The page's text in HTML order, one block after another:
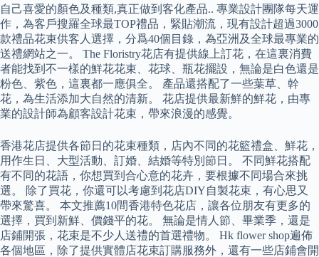
自己喜愛的顏色及種類,真正做到客化產品.. 專業設計團隊每天運
作，為客戶搜羅全球最TOP禮品，緊貼潮流，現有設計超過3000
款禮品花束供客人選擇，分爲40個目錄，為亞洲及全球最專業的
送禮網站之一。 The Floristry花店有提供線上訂花，在這裏消費
者能找到不一樣的鮮花花束、花球、瓶花擺設，無論是白色還是
粉色、紫色，這裏都一應俱全。 產品還搭配了一些葉草、幹
花，為生活添加大自然的清新。 花店提供最新鮮的鮮花，由專
業的設計師為顧客設計花束，帶來浪漫的感覺。
香港花店提供各節日的花束種類，店內不同的花籃禮盒、鮮花，
用作生日、大型活動、訂婚、結婚等特別節日。 不同鮮花搭配
有不同的花語，你想買到合心意的花卉，要根據不同場合來挑
選。 除了買花，你還可以考慮到花店DIY自製花束，有心思又
帶來驚喜。 本文推薦10間香港特色花店，讓各位朋友有更多的
選擇，買到新鮮、價錢平的花。 無論是情人節、畢業季，還是
店鋪開張，花束是不少人送禮的首選禮物。 Hk flower shop遍佈
各個地區，除了提供實體店花束訂購服務外，還有一些店鋪會開